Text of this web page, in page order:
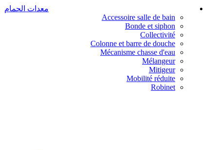
معدات الحمام
Accessoire salle de bain
Bonde et siphon
Collectivité
Colonne et barre de douche
Mécanisme chasse d'eau
Mélangeur
Mitigeur
Mobilité réduite
Robinet